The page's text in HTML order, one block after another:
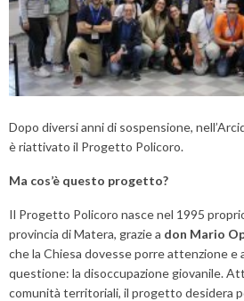
Dopo diversi anni di sospensione,
è riattivato il Progetto Policoro.
Ma cos’è questo progetto?
Il Progetto Policoro nasce nel 1995
provincia di Matera, grazie a don Mario
che la Chiesa dovesse porre attenzione e
questione: la disoccupazione giovanile.
comunità territoriali, il progetto desidera